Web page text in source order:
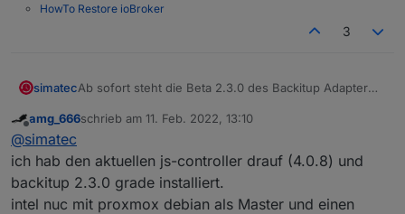
HowTo Restore ioBroker
3
simatecAb sofort steht die Beta 2.3.0 des Backitup Adapter
Hier gab es für den js-controller einige größere
Es wäre super, wenn hier die Tester des js-controllers
Voraussetzung für einen Test des Restores ist js-
controller größer 4.0.6, da alle Anpassungen in
kleineren 4er Versionen noch nicht enthalten sind.
Auch Versionen von js-controller 3.3.x werden weiter
unterstützt.
Alle Änderungen findet Ihr im Backitup Thread.
Offline
amg_666schrieb am 11. Feb. 2022, 13:10
zuletzt editiert von
@simatec
ich hab den aktuellen js-controller drauf (4.0.8) und
backitup 2.3.0 grade installiert.
intel nuc mit proxmox debian als Master und einen